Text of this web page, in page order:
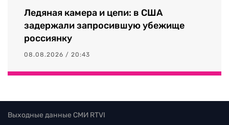
Ледяная камера и цепи: в США
задержали запросившую убежище
россиянку
08.08.2026 / 20:43
Выходные данные СМИ RTVI